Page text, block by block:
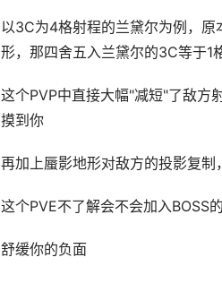
以3C为4格射程的兰黛尔为例，
形，那四舍五入兰黛尔的3C等于1
这个PVP中直接大幅"减短"了敌方
摸到你
再加上蜃影地形对敌方的投影复
这个PVE不了解会不会加入BOSS
舒缓你的负面